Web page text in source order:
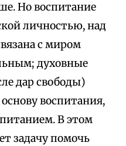
Но воспитание
личностью, над
с миром
духовные
дар свободы)
воспитания,
В этом
задачу помочь